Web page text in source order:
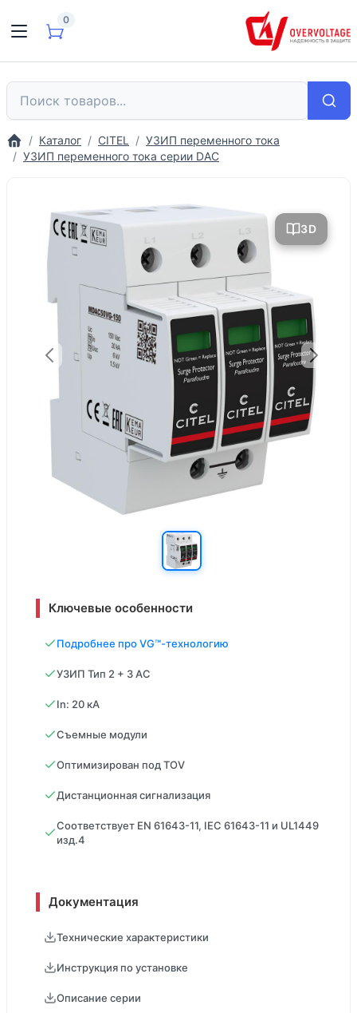
0
Каталог CITEL
УЗИП переменного тока
УЗИП переменного тока серии DAC
3D
Ключевые особенности
Подробнее про VG™-технологию
УЗИП Тип 2 + 3 AC
In: 20 кA
Съемные модули
Оптимизирован под TOV
Дистанционная сигнализация
Соответствует EN 61643-11, IEC 61643-11 и UL1449
изд.4
Документация
Технические характеристики
Инструкция по установке
Описание серии